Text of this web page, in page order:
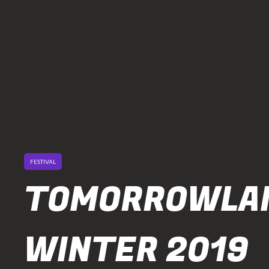
FESTIVAL
WINTER 2019